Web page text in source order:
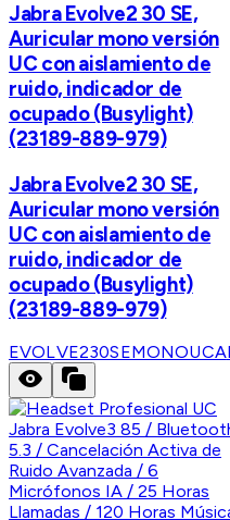
Jabra Evolve2 30 SE,
Auricular mono versión
UC con aislamiento de
ruido, indicador de
ocupado (Busylight)
(23189-889-979)
Jabra Evolve2 30 SE,
Auricular mono versión
UC con aislamiento de
ruido, indicador de
ocupado (Busylight)
(23189-889-979)
EVOLVE230SEMONOUCA